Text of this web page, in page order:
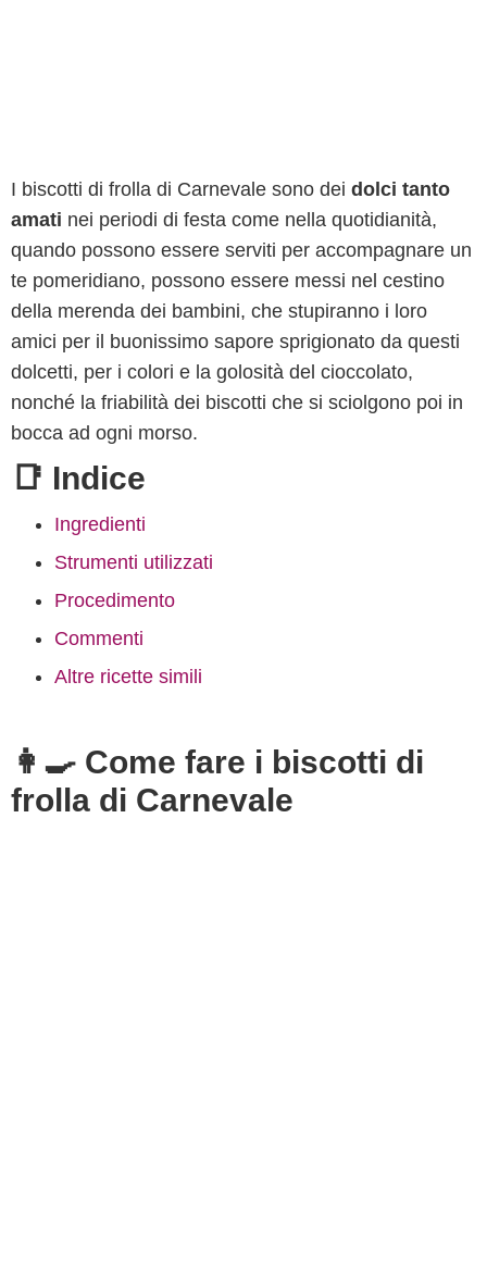
I biscotti di frolla di Carnevale sono dei dolci tanto
amati nei periodi di festa come nella quotidianità,
quando possono essere serviti per accompagnare un
te pomeridiano, possono essere messi nel cestino
della merenda dei bambini, che stupiranno i loro
amici per il buonissimo sapore sprigionato da questi
dolcetti, per i colori e la golosità del cioccolato,
nonché la friabilità dei biscotti che si sciolgono poi in
bocca ad ogni morso.
📑 Indice
Ingredienti
Strumenti utilizzati
Procedimento
Commenti
Altre ricette simili
👩‍🍳 Come fare i biscotti di
frolla di Carnevale